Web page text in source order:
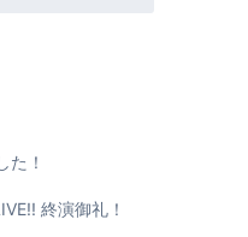
た！
終演御礼！